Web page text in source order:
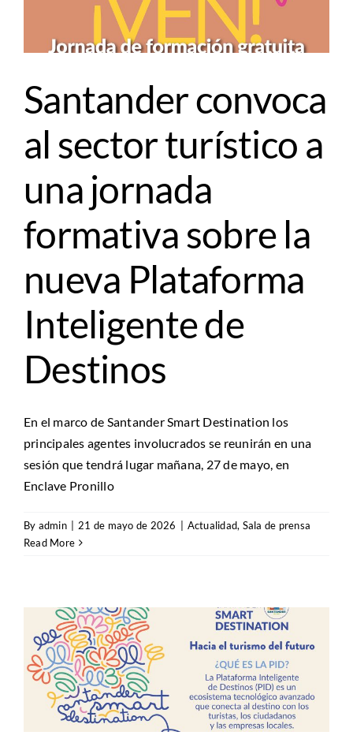
Santander convoca
al sector turístico a
una jornada
formativa sobre la
nueva Plataforma
Inteligente de
Destinos
En el marco de Santander Smart Destination los
principales agentes involucrados se reunirán en una
sesión que tendrá lugar mañana, 27 de mayo, en
Enclave Pronillo
By admin 21 de mayo de 2026 Actualidad, Sala de prensa
Read More